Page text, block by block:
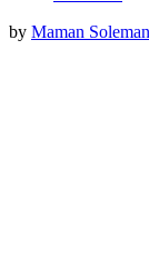
by Maman Soleman